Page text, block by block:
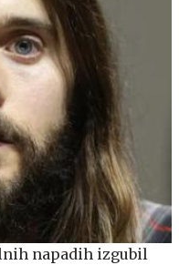
napadih izgubil